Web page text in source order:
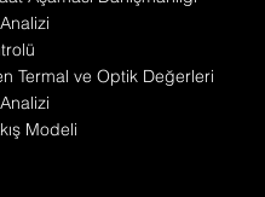
Termal ve Optik Değerleri
Modeli